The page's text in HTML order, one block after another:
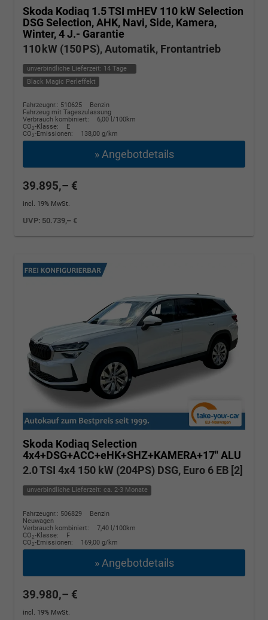
Skoda Kodiaq 1.5 TSI mHEV 110 kW Selection
DSG Selection, AHK, Navi, Side, Kamera,
Winter, 4 J.- Garantie
110 kW (150 PS), Automatik, Frontantrieb
unverbindliche Lieferzeit: 14 Tage
Black Magic Perleffekt
Fahrzeugnr.: 510625
Benzin
Fahrzeug mit Tageszulassung
Verbrauch kombiniert:
6,00 l/100km
CO2-Klasse:
E
CO2-Emissionen: 138,00 g/km
» Angebotdetails
39.895,– €
incl. 19% MwSt.
UVP: 50.739,– €
Skoda Kodiaq Selection
4x4+DSG+ACC+eHK+SHZ+KAMERA+17" ALU
2.0 TSI 4x4 150 kW (204PS) DSG, Euro 6 EB [2]
unverbindliche Lieferzeit: ca. 2-3 Monate
Fahrzeugnr.: 506829
Benzin
Neuwagen
Verbrauch kombiniert:
7,40 l/100km
CO2-Klasse:
F
CO2-Emissionen: 169,00 g/km
» Angebotdetails
39.980,– €
incl. 19% MwSt.